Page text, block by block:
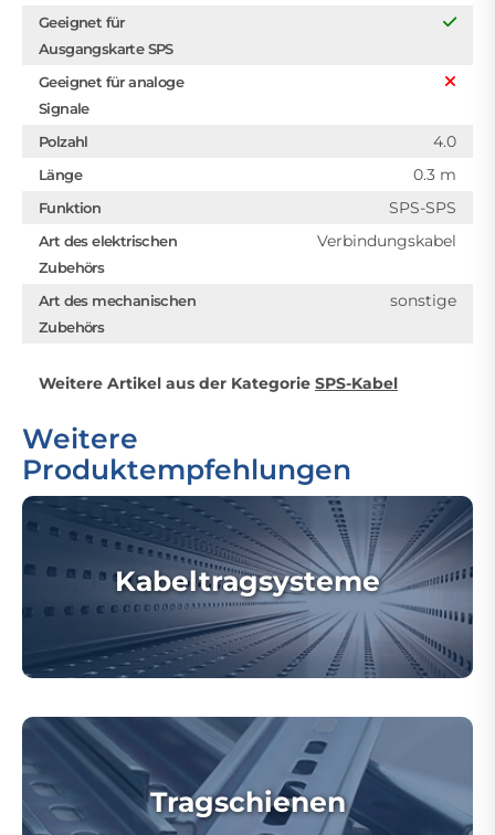
Geeignet für
Ausgangskarte SPS
Geeignet für analoge
Signale
Polzahl
4.0
Länge 0.3 m
Funktion SPS-SPS
Art des elektrischen
Zubehörs
Verbindungskabel
Art des mechanischen
Zubehörs
sonstige
Weitere Artikel aus der Kategorie SPS-Kabel
Weitere
Produktempfehlungen
Kabeltragsysteme
Tragschienen